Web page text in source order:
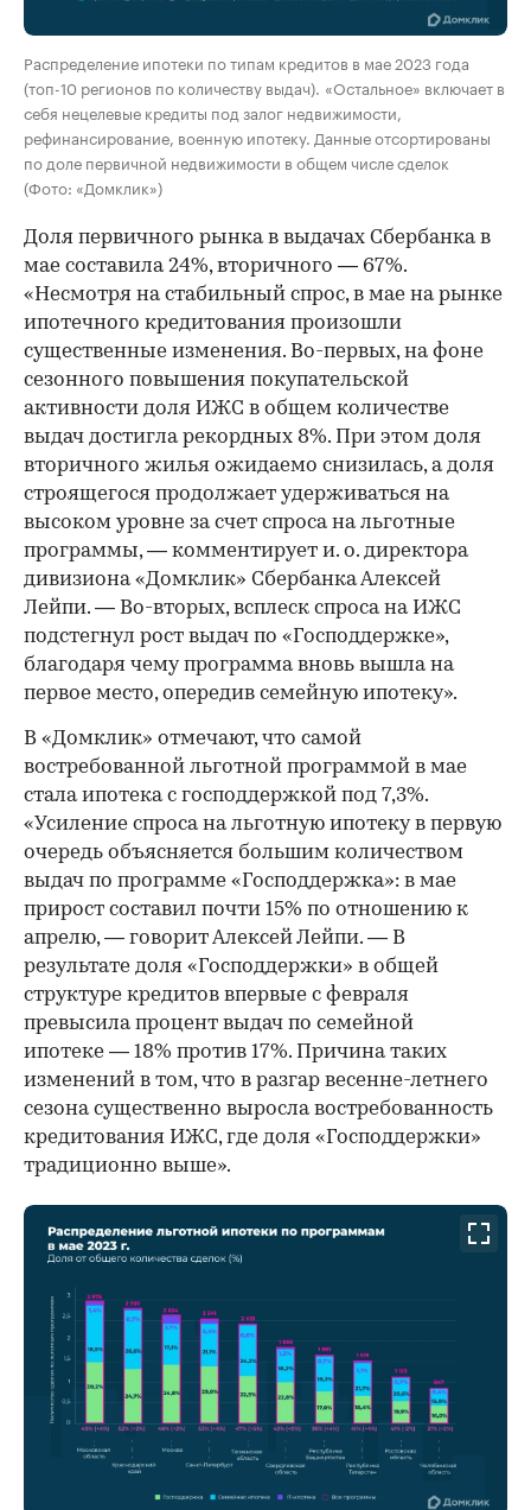
Распределение ипотеки по типам кредитов в мае 2023 года
(топ-10 регионов по количеству выдач). «Остальное» включает в
себя нецелевые кредиты под залог недвижимости,
рефинансирование, военную ипотеку. Данные отсортированы
по доле первичной недвижимости в общем числе сделок
(Фото: «Домклик»)
00:00 / 00:00
Доля первичного рынка в выдачах Сбербанка в
мае составила 24%, вторичного — 67%.
«Несмотря на стабильный спрос, в мае на рынке
ипотечного кредитования произошли
существенные изменения. Во-первых, на фоне
сезонного повышения покупательской
активности доля ИЖС в общем количестве
выдач достигла рекордных 8%. При этом доля
вторичного жилья ожидаемо снизилась, а доля
строящегося продолжает удерживаться на
высоком уровне за счет спроса на льготные
программы, — комментирует и. о. директора
дивизиона «Домклик» Сбербанка Алексей
Лейпи. — Во-вторых, всплеск спроса на ИЖС
подстегнул рост выдач по «Господдержке»,
благодаря чему программа вновь вышла на
первое место, опередив семейную ипотеку».
В «Домклик» отмечают, что самой
востребованной льготной программой в мае
стала ипотека с господдержкой под 7,3%.
«Усиление спроса на льготную ипотеку в первую
очередь объясняется большим количеством
выдач по программе «Господдержка»: в мае
прирост составил почти 15% по отношению к
апрелю, — говорит Алексей Лейпи. — В
результате доля «Господдержки» в общей
структуре кредитов впервые с февраля
превысила процент выдач по семейной
ипотеке — 18% против 17%. Причина таких
изменений в том, что в разгар весенне-летнего
сезона существенно выросла востребованность
кредитования ИЖС, где доля «Господдержки»
традиционно выше».